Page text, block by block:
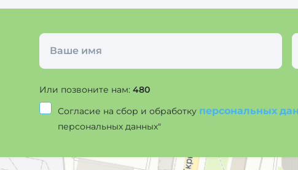
Или позвоните нам: 480
Согласие на сбор и обработку персональных
персональных данных"